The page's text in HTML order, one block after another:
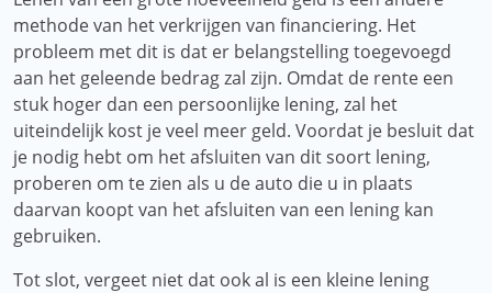
methode van het verkrijgen van financiering. Het
probleem met dit is dat er belangstelling toegevoegd
aan het geleende bedrag zal zijn. Omdat de rente een
stuk hoger dan een persoonlijke lening, zal het
uiteindelijk kost je veel meer geld. Voordat je besluit dat
je nodig hebt om het afsluiten van dit soort lening,
proberen om te zien als u de auto die u in plaats
daarvan koopt van het afsluiten van een lening kan
gebruiken.
Tot slot, vergeet niet dat ook al is een kleine lening